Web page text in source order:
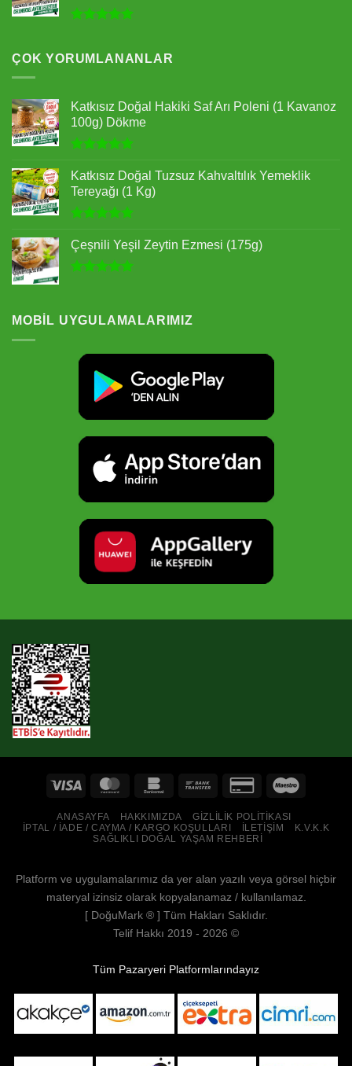
aldı
ÇOK YORUMLANANLAR
Katkısız Doğal Hakiki Saf Arı Poleni (1 Kavanoz
100g) Dökme
5.00oy
aldı
Katkısız Doğal Tuzsuz Kahvaltılık Yemeklik
Tereyağı (1 Kg)
5.00oy
aldı
Çeşnili Yeşil Zeytin Ezmesi (175g)
MOBIL UYGULAMALARIMIZ
ANASAYFA HAKKIMIZDA
GIZLILIK POLITIKASI
İPTAL / İADE / CAYMA / KARGO KOŞULLARI
İLETIŞIM
K.V.K.K
SAĞLIKLI DOĞAL YAŞAM REHBERI
Platform ve uygulamalarımız da yer alan yazılı veya görsel hiçbir
materyal izinsiz olarak kopyalanamaz / kullanılamaz.
[ DoğuMark® ] Tüm Hakları Saklıdır.
Telif Hakkı 2019 - 2026 ©
Tüm Pazaryeri Platformlarındayız